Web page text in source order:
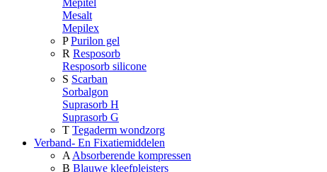
Mepitel
Mesalt
Mepilex
P Purilon gel
R Resposorb
Resposorb silicone
S Scarban
Sorbalgon
Suprasorb H
Suprasorb G
T Tegaderm wondzorg
Verband- En Fixatiemiddelen
A Absorberende kompressen
B Blauwe kleefpleisters